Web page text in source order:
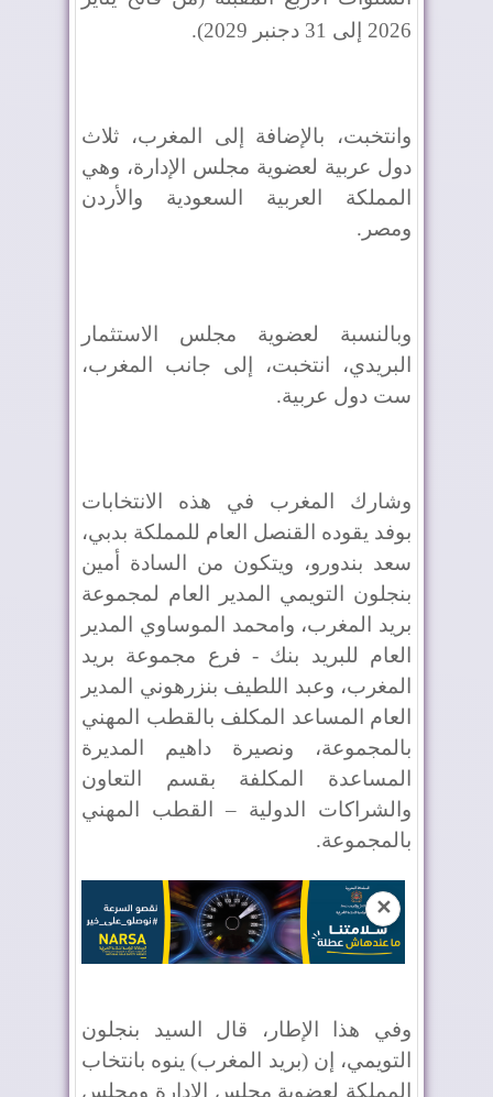
2026 إلى 31 دجنبر 2029).
وانتخبت، بالإضافة إلى المغرب، ثلاث
دول عربية لعضوية مجلس الإدارة، وهي
المملكة العربية السعودية والأردن
ومصر.
وبالنسبة لعضوية مجلس الاستثمار
البريدي، انتخبت، إلى جانب المغرب،
ست دول عربية.
وشارك المغرب في هذه الانتخابات
بوفد يقوده القنصل العام للمملكة بدبي،
سعد بندورو، ويتكون من السادة أمين
بنجلون التويمي المدير العام لمجموعة
بريد المغرب، وامحمد الموساوي المدير
العام للبريد بنك - فرع مجموعة بريد
المغرب، وعبد اللطيف بنزرهوني المدير
العام المساعد المكلف بالقطب المهني
بالمجموعة، ونصيرة داهيم المديرة
المساعدة المكلفة بقسم التعاون
والشراكات الدولية – القطب المهني
بالمجموعة.
✕
وفي هذا الإطار، قال السيد بنجلون
التويمي، إن (بريد المغرب) ينوه بانتخاب
المملكة لعضوية مجلس الإدارة ومجلس